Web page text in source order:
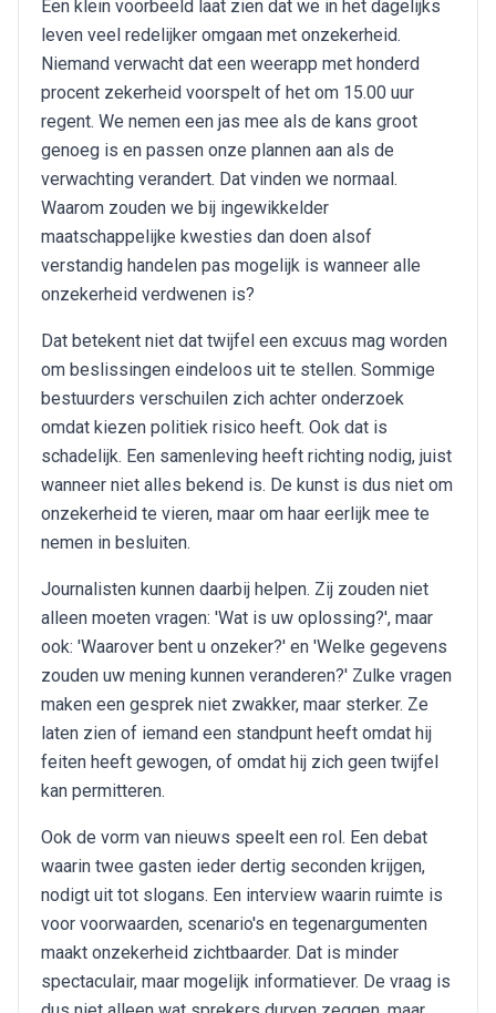
Een klein voorbeeld laat zien dat we in het dagelijks
leven veel redelijker omgaan met onzekerheid.
Niemand verwacht dat een weerapp met honderd
procent zekerheid voorspelt of het om 15.00 uur
regent. We nemen een jas mee als de kans groot
genoeg is en passen onze plannen aan als de
verwachting verandert. Dat vinden we normaal.
Waarom zouden we bij ingewikkelder
maatschappelijke kwesties dan doen alsof
verstandig handelen pas mogelijk is wanneer alle
onzekerheid verdwenen is?
Dat betekent niet dat twijfel een excuus mag worden
om beslissingen eindeloos uit te stellen. Sommige
bestuurders verschuilen zich achter onderzoek
omdat kiezen politiek risico heeft. Ook dat is
schadelijk. Een samenleving heeft richting nodig, juist
wanneer niet alles bekend is. De kunst is dus niet om
onzekerheid te vieren, maar om haar eerlijk mee te
nemen in besluiten.
Journalisten kunnen daarbij helpen. Zij zouden niet
alleen moeten vragen: 'Wat is uw oplossing?', maar
ook: 'Waarover bent u onzeker?' en 'Welke gegevens
zouden uw mening kunnen veranderen?' Zulke vragen
maken een gesprek niet zwakker, maar sterker. Ze
laten zien of iemand een standpunt heeft omdat hij
feiten heeft gewogen, of omdat hij zich geen twijfel
kan permitteren.
Ook de vorm van nieuws speelt een rol. Een debat
waarin twee gasten ieder dertig seconden krijgen,
nodigt uit tot slogans. Een interview waarin ruimte is
voor voorwaarden, scenario's en tegenargumenten
maakt onzekerheid zichtbaarder. Dat is minder
spectaculair, maar mogelijk informatiever. De vraag is